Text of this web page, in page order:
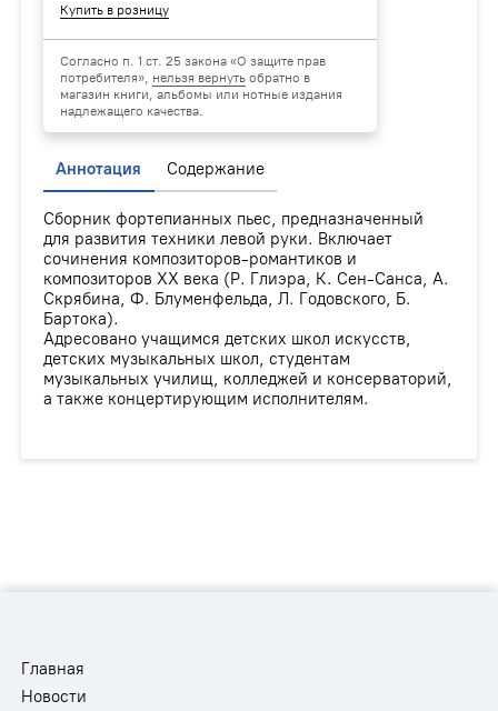
Купить в розницу
Согласно п. 1 ст. 25 закона «О защите прав
потребителя», нельзя вернуть обратно в
магазин книги, альбомы или нотные издания
надлежащего качества.
Аннотация Содержание
Сборник фортепианных пьес, предназначенный
для развития техники левой руки. Включает
сочинения композиторов-романтиков и
композиторов XX века (Р. Глиэра, К. Сен-Санса, А.
Скрябина, Ф. Блуменфельда, Л. Годовского, Б.
Бартока).
Адресовано учащимся детских школ искусств,
детских музыкальных школ, студентам
музыкальных училищ, колледжей и консерваторий,
а также концертирующим исполнителям.
Главная
Новости